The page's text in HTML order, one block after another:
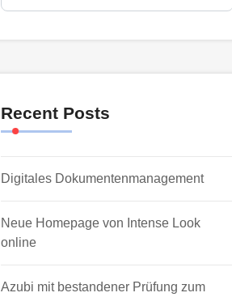
Recent Posts
Digitales Dokumentenmanagement
Neue Homepage von Intense Look
online
Azubi mit bestandener Prüfung zum